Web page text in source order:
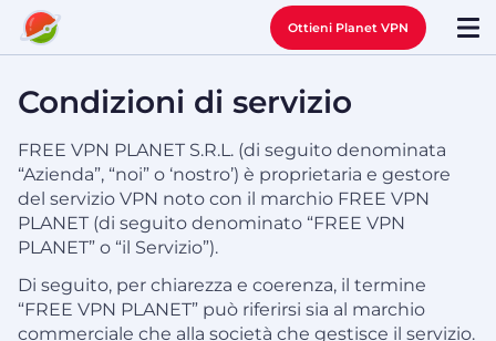
Ottieni Planet VPN
Condizioni di servizio
FREE VPN PLANET S.R.L. (di seguito denominata
“Azienda”, “noi” o ‘nostro’) è proprietaria e gestore
del servizio VPN noto con il marchio FREE VPN
PLANET (di seguito denominato “FREE VPN
PLANET” o “il Servizio”).
Di seguito, per chiarezza e coerenza, il termine
“FREE VPN PLANET” può riferirsi sia al marchio
commerciale che alla società che gestisce il servizio.